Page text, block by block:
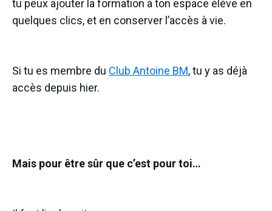
tu peux ajouter la formation à ton espace élève en
quelques clics, et en conserver l’accès à vie.
Si tu es membre du Club Antoine BM, tu y as déjà
accès depuis hier.
Mais pour être sûr que c’est pour toi…